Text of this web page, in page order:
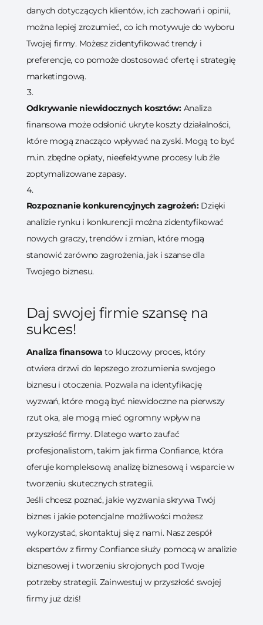
danych dotyczących klientów, ich zachowań i opinii,
można lepiej zrozumieć, co ich motywuje do wyboru
Twojej firmy. Możesz zidentyfikować trendy i
preferencje, co pomoże dostosować ofertę i strategię
marketingową.
Odkrywanie niewidocznych kosztów:Analiza
finansowa może odsłonić ukryte koszty działalności,
które mogą znacząco wpływać na zyski. Mogą to być
m.in. zbędne opłaty, nieefektywne procesy lub źle
zoptymalizowane zapasy.
Rozpoznanie konkurencyjnych zagrożeń:Dzięki
analizie rynku i konkurencji można zidentyfikować
nowych graczy, trendów i zmian, które mogą
stanowić zarówno zagrożenia, jak i szanse dla
Twojego biznesu.
Daj swojej firmie szansę na
sukces!
Analiza finansowato kluczowy proces, który
otwiera drzwi do lepszego zrozumienia swojego
biznesu i otoczenia. Pozwala na identyfikację
wyzwań, które mogą być niewidoczne na pierwszy
rzut oka, ale mogą mieć ogromny wpływ na
przyszłość firmy. Dlatego warto zaufać
profesjonalistom, takim jak firma Confiance, która
oferuje kompleksową analizę biznesową i wsparcie w
tworzeniu skutecznych strategii.
Jeśli chcesz poznać, jakie wyzwania skrywa Twój
biznes i jakie potencjalne możliwości możesz
wykorzystać, skontaktuj się z nami. Nasz zespół
ekspertów z firmy Confiance służy pomocą w analizie
biznesowej i tworzeniu skrojonych pod Twoje
potrzeby strategii. Zainwestuj w przyszłość swojej
firmy już dziś!